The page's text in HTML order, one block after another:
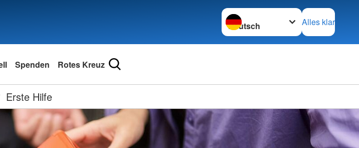
Sprache wechseln zu
Alles klar
Spenden Rotes Kreuz
Erste Hilfe